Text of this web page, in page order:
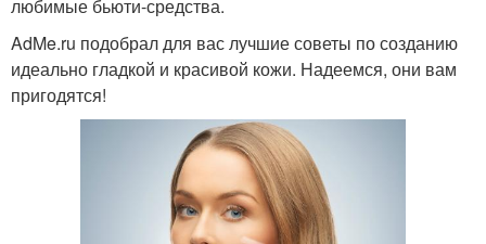
любимые бьюти-средства.
AdMe.ru подобрал для вас лучшие советы по созданию
идеально гладкой и красивой кожи. Надеемся, они вам
пригодятся!